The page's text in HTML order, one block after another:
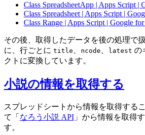
Class SpreadsheetApp | Apps Script |
Class Spreadsheet | Apps Script |
Class Range | Apps Script | Google
その後、取得したデータを後の処理で
に、行ごとに title ncode latest の
クトに変換しています。
小説の情報を取得する
スプレッドシートから情報を取得する
て「 なろう小説 API 」から情報を取得
す。